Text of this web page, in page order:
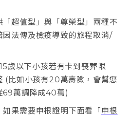
「超值型」與「尊榮型」兩種不
因法傳及檢疫導致的旅程取消/
歲以下小孩若有卡到喪葬限
(比如小孩有20萬壽險，會幫您
69萬調降成40萬)
如果需要申根證明下面看「申根